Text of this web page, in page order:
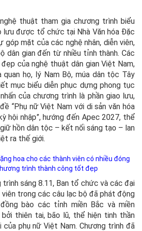
thuật tham gia chương trình biểu
lưu được tổ chức tại Nhà Văn hóa Đặc
góp mặt của các nghệ nhân, diễn viên,
dân gian đến từ nhiều tỉnh thành. Các
của nghệ thuật dân gian Việt Nam,
họ, lý Nam Bộ, múa dân tộc Tây
mục biểu diễn phục dựng phong tục
của chương trình là phần giao lưu,
“Phụ nữ Việt Nam với di sản văn hóa
hội nhập”, hướng đến Apec 2027, thể
hồn dân tộc – kết nối sáng tạo – lan
ra thế giới.
hoa cho các thành viên có nhiều đóng
trình thành công tốt đẹp
sáng 8.11, Ban tổ chức và các đại
trong các câu lạc bộ đã phát động
bào các tỉnh miền Bắc và miền
bởi thiên tai, bão lũ, thể hiện tinh thần
phụ nữ Việt Nam. Chương trình đã